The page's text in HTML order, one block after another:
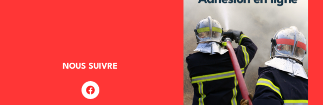
NOUS SUIVRE
Lost your password?